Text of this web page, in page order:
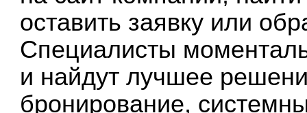
оставить заявку или
Специалисты
и найдут лучшее
бронирование,